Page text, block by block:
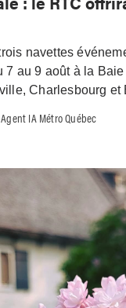
navettes
7 au 9 août à la
Charlesbourg et
Agent IA Métro Québec